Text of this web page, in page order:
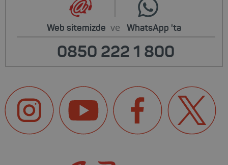
Web sitemizde ve WhatsApp 'ta
0850 222 1 800